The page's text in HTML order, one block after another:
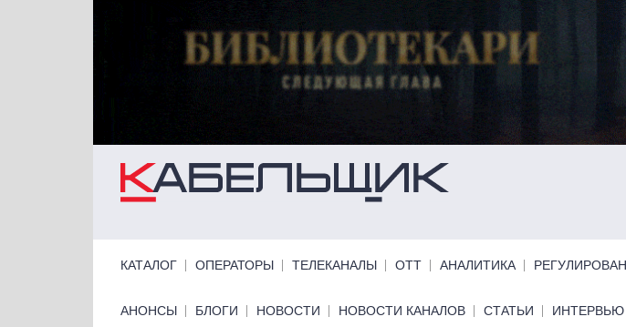
КАТАЛОГ ОПЕРАТОРЫ ТЕЛЕКАНАЛЫ ОТТ АНАЛИТИКА
Primary links bottom
АНОНСЫ БЛОГИ НОВОСТИ НОВОСТИ КАНАЛОВ СТАТЬИ ИНТЕРВЬЮ